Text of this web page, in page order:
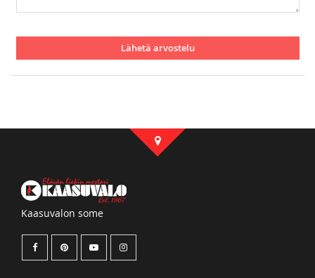
Lähetä arvostelu
Kaasuvalon some